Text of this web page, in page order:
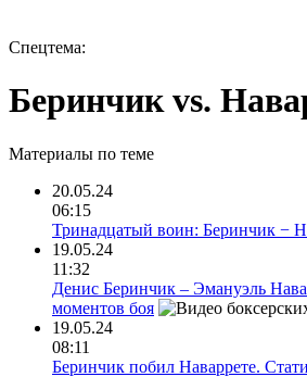
Спецтема:
Беринчик vs.
Материалы по теме
20.05.24
06:15
Тринадцатый воин: Беринчик −
19.05.24
11:32
Денис Беринчик – Эмануэль
моментов боя
19.05.24
08:11
Беринчик побил Наваррете.